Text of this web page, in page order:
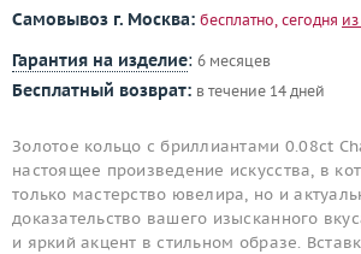
Самовывоз г. Москва: бесплатно, сегодня
Гарантия на изделие: 6 месяцев
Бесплатный возврат: в течение 14 дней
Золотое кольцо с бриллиантами 0.08ct
настоящее произведение искусства, в
только мастерство ювелира, но и
доказательство вашего изысканного
и яркий акцент в стильном образе.